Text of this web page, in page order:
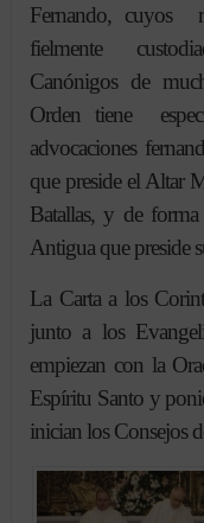
Fernando, cuyos
fielmente
Canónigos de
Orden tiene
advocaciones
que preside el Altar
Batallas, y de
Antigua que preside
La Carta a los
junto a los
empiezan con la
Espíritu Santo y
inician los Consejos